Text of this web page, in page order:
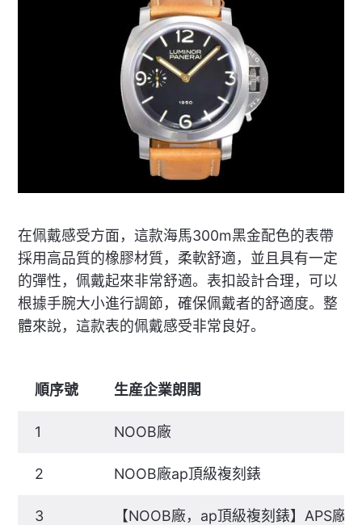
在佩戴感受方面，這款海馬300m黑金配色的表帶
採用高品質的橡膠材質，柔軟舒適，並且具有一定
的彈性，佩戴起來非常舒適。表扣設計合理，可以
根據手腕大小進行調節，確保佩戴者的舒適度。整
體來說，這款表的佩戴感受非常良好。
順序號 生産企業朗閣
1 NOOB廠
2 NOOB廠ap頂級複刻錶
3 【NOOB廠，ap頂級複刻錶】APS廠